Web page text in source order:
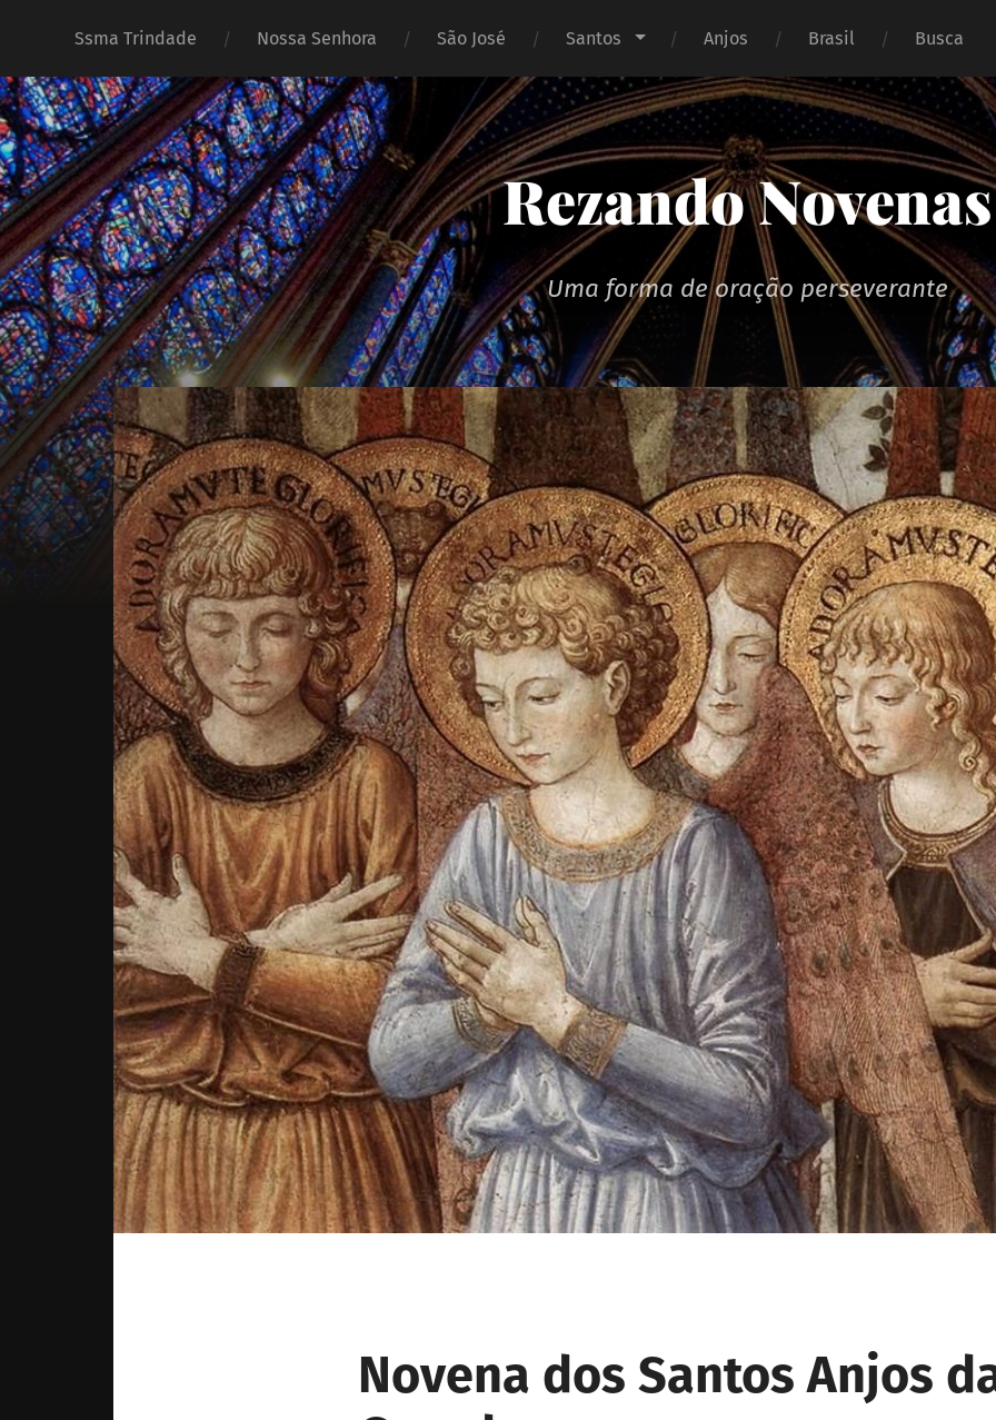
Ssma Trindade Nossa Senhora São José Santos Anjos Brasil Busca
Rezando Novenas
Uma forma de oração perseverante
Novena dos Santos Anjos